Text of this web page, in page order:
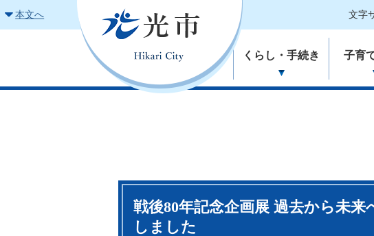
本文へ 文字
くらし・手続き 子育
戦後80年記念企画展 過去から未
しました